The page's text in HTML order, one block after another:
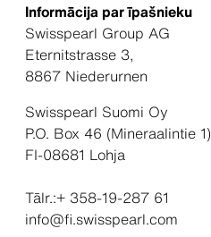
Informācija par īpašnieku
Swisspearl Group AG
Eternitstrasse 3,
8867 Niederurnen
Swisspearl Suomi Oy
P.O. Box 46 (Mineraalintie 1)
FI-08681 Lohja
Tālr.:+ 358-19-287 61
info@fi.swisspearl.com